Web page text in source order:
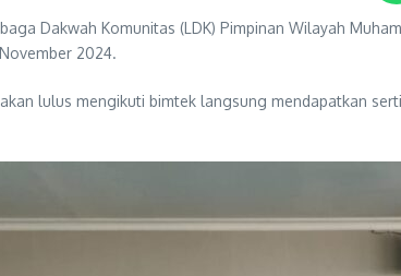
Dakwah Komunitas (LDK) Pimpinan Wilayah
2024.
lulus mengikuti bimtek langsung mendapatkan